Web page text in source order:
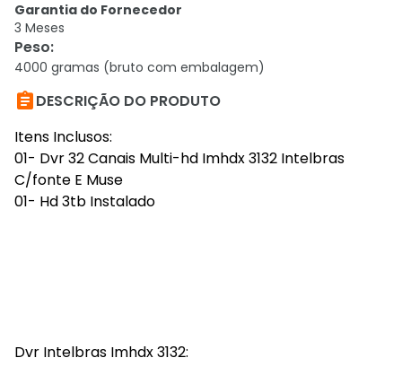
Garantia do Fornecedor
3 Meses
Peso:
4000 gramas (bruto com embalagem)
DESCRIÇÃO DO PRODUTO
Itens Inclusos:
01- Dvr 32 Canais Multi-hd Imhdx 3132 Intelbras
C/fonte E Muse
01- Hd 3tb Instalado
Dvr Intelbras Imhdx 3132: